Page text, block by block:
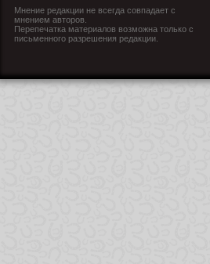
Мнение редакции не всегда совпадает с
мнением авторов.
Перепечатка материалов возможна только с
письменного разрешения редакции.